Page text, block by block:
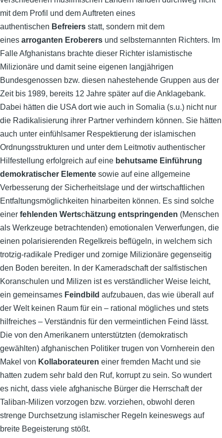
mit dem Profil und dem Auftreten eines
authentischen Befreiers statt, sondern mit dem
eines arroganten Eroberers und selbsternannten Richters. Im
Falle Afghanistans brachte dieser Richter islamistische
Milizionäre und damit seine eigenen langjährigen
Bundesgenossen bzw. diesen nahestehende Gruppen aus der
Zeit bis 1989, bereits 12 Jahre später auf die Anklagebank.
Dabei hätten die USA dort wie auch in Somalia (s.u.) nicht nur
die Radikalisierung ihrer Partner verhindern können. Sie hätten
auch unter einfühlsamer Respektierung der islamischen
Ordnungsstrukturen und unter dem Leitmotiv authentischer
Hilfestellung erfolgreich auf eine behutsame Einführung
demokratischer Elemente sowie auf eine allgemeine
Verbesserung der Sicherheitslage und der wirtschaftlichen
Entfaltungsmöglichkeiten hinarbeiten können. Es sind solche
einer fehlenden Wertschätzung entspringenden (Menschen
als Werkzeuge betrachtenden) emotionalen Verwerfungen, die
einen polarisierenden Regelkreis beflügeln, in welchem sich
trotzig-radikale Prediger und zornige Milizionäre gegenseitig
den Boden bereiten. In der Kameradschaft der salfistischen
Koranschulen und Milizen ist es verständlicher Weise leicht,
ein gemeinsames Feindbild aufzubauen, das wie überall auf
der Welt keinen Raum für ein – rational mögliches und stets
hilfreiches – Verständnis für den vermeintlichen Feind lässt.
Die von den Amerikanern unterstützten (demokratisch
gewählten) afghanischen Politiker trugen von Vornherein den
Makel von Kollaborateuren einer fremden Macht und sie
hatten zudem sehr bald den Ruf, korrupt zu sein. So wundert
es nicht, dass viele afghanische Bürger die Herrschaft der
Taliban-Milizen vorzogen bzw. vorziehen, obwohl deren
strenge Durchsetzung islamischer Regeln keineswegs auf
breite Begeisterung stößt.